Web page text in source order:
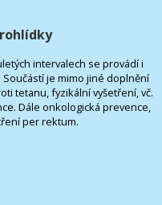
intervalech se provádí i
je mimo jiné doplnění
tetanu, fyzikální vyšetření, vč.
Dále onkologická prevence,
per rektum.